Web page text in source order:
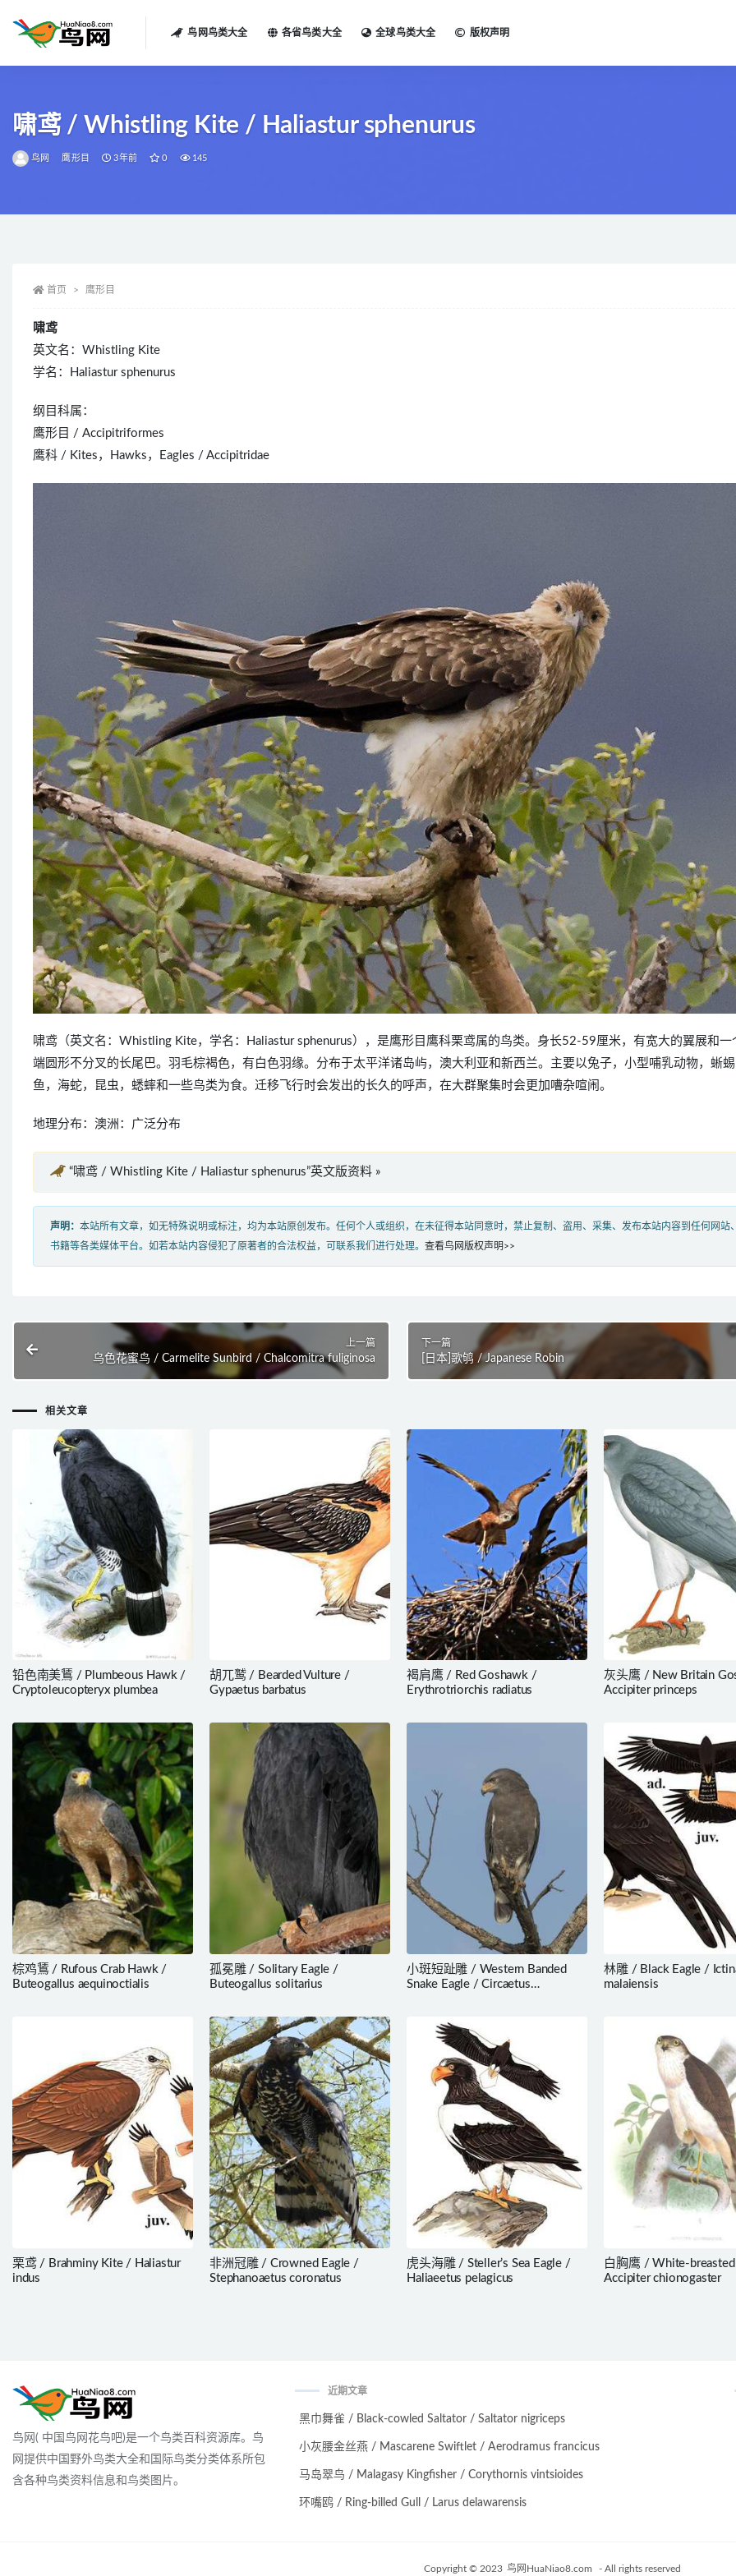
鸟网鸟类大全 各省鸟类大全 全球鸟类大全 版权声明
啸鸢 / Whistling Kite / Haliastur sphenurus
鸟网 鹰形目 3年前 0 145
首页 鹰形目
啸鸢
英文名：Whistling Kite
学名：Haliastur sphenurus
纲目科属：
鹰形目 / Accipitriformes
鹰科 / Kites，Hawks，Eagles / Accipitridae
啸鸢（英文名：Whistling Kite，学名：Haliastur sphenurus），是鹰形目鹰科栗鸢属的鸟类。身长52-59厘米，有宽大的翼展和一
端圆形不分叉的长尾巴。羽毛棕褐色，有白色羽缘。分布于太平洋诸岛屿，澳大利亚和新西兰。主要以兔子，小型哺乳动物，蜥
鱼，海蛇，昆虫，蟋蟀和一些鸟类为食。迁移飞行时会发出的长久的呼声，在大群聚集时会更加嘈杂喧闹。
地理分布：澳洲：广泛分布
“啸鸢 / Whistling Kite / Haliastur sphenurus”英文版资料 »
声明： 本站所有文章，如无特殊说明或标注，均为本站原创发布。任何个人或组织，在未征得本站同意时，禁止复制、盗用、采集、发布本站内容到任何网站
书籍等各类媒体平台。如若本站内容侵犯了原著者的合法权益，可联系我们进行处理。 查看鸟网版权声明>>
上一篇
乌色花蜜鸟 / Carmelite Sunbird / Chalcomitra fuliginosa
下一篇
[日本]歌鸲 / Japanese Robin
相关文章
铅色南美鵟 / Plumbeous Hawk /
Cryptoleucopteryx plumbea
胡兀鹫 / Bearded Vulture /
Gypaetus barbatus
褐肩鹰 / Red Goshawk /
Erythrotriorchis radiatus
灰头鹰 / New Britain
Accipiter princeps
棕鸡鵟 / Rufous Crab Hawk /
Buteogallus aequinoctialis
孤冕雕 / Solitary Eagle /
Buteogallus solitarius
小斑短趾雕 / Western Banded
Snake Eagle / Circaetus
林雕 / Black Eagle /
malaiensis
栗鸢 / Brahminy Kite / Haliastur
indus
非洲冠雕 / Crowned Eagle /
Stephanoaetus coronatus
虎头海雕 / Steller’s Sea Eagle /
Haliaeetus pelagicus
白胸鹰 / White-
Accipiter chionogaster
鸟网( 中国鸟网花鸟吧)是一个鸟类百科资源库。鸟
网提供中国野外鸟类大全和国际鸟类分类体系所包
含各种鸟类资料信息和鸟类图片。
近期文章
黑巾舞雀 / Black-cowled Saltator / Saltator nigriceps
小灰腰金丝燕 / Mascarene Swiftlet / Aerodramus francicus
马岛翠鸟 / Malagasy Kingfisher / Corythornis vintsioides
环嘴鸥 / Ring-billed Gull / Larus delawarensis
Copyright © 2023 鸟网HuaNiao8.com - All rights reserved